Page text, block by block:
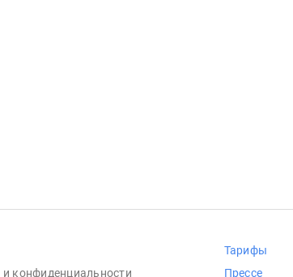
и конфиденциальности
Тарифы
Прессе